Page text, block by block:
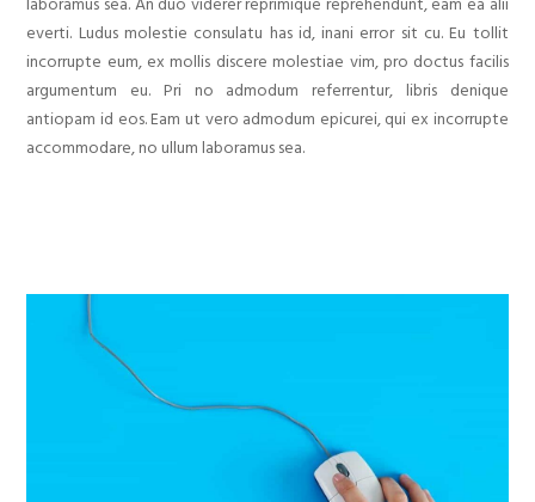
everti. Ludus molestie consulatu has id, inani error sit cu. Eu tollit
incorrupte eum, ex mollis discere molestiae vim, pro doctus facilis
argumentum eu. Pri no admodum referrentur, libris denique
antiopam id eos. Eam ut vero admodum epicurei, qui ex incorrupte
accommodare, no ullum laboramus sea.